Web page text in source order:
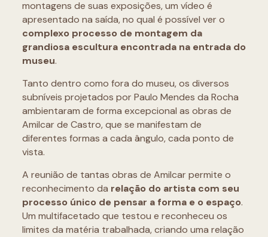
montagens de suas exposições, um vídeo é
apresentado na saída, no qual é possível ver o
complexo processo de montagem da
grandiosa escultura encontrada na entrada do
museu.
Tanto dentro como fora do museu, os diversos
subníveis projetados por Paulo Mendes da Rocha
ambientaram de forma excepcional as obras de
Amilcar de Castro, que se manifestam de
diferentes formas a cada ângulo, cada ponto de
vista.
A reunião de tantas obras de Amilcar permite o
reconhecimento da relação do artista com seu
processo único de pensar a forma e o espaço.
Um multifacetado que testou e reconheceu os
limites da matéria trabalhada, criando uma relação